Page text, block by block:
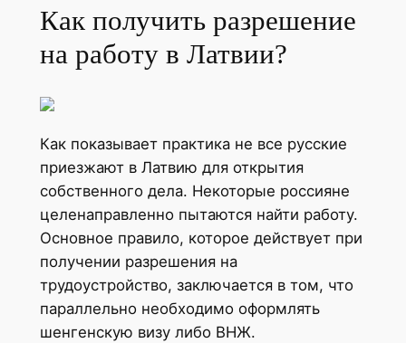
Как получить разрешение
на работу в Латвии?
Как показывает практика не все русские
приезжают в Латвию для открытия
собственного дела. Некоторые россияне
целенаправленно пытаются найти работу.
Основное правило, которое действует при
получении разрешения на
трудоустройство, заключается в том, что
параллельно необходимо оформлять
шенгенскую визу либо ВНЖ.